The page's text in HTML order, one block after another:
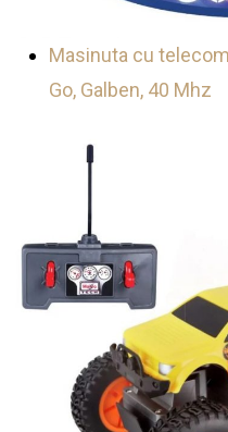
Masinuta cu
Go, Galben, 40 Mhz